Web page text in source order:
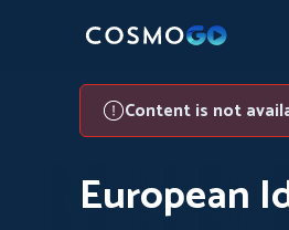
Content is not
European